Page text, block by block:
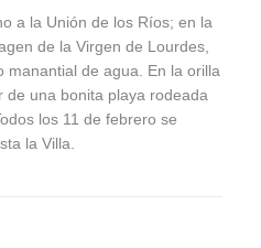
a la Unión de los Ríos; en la
de la Virgen de Lourdes,
manantial de agua. En la orilla
de una bonita playa rodeada
los 11 de febrero se
la Villa.